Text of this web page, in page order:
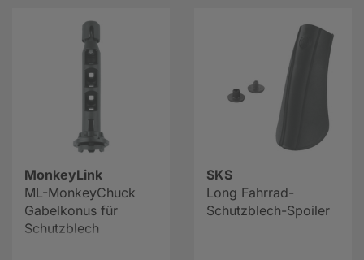
MonkeyLink
ML-MonkeyChuck
Gabelkonus für
Schutzblech
SKS
Long Fahrrad-
Schutzblech-Spoiler